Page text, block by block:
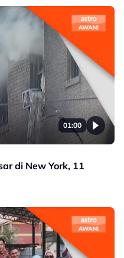
01:00
di New York, 11